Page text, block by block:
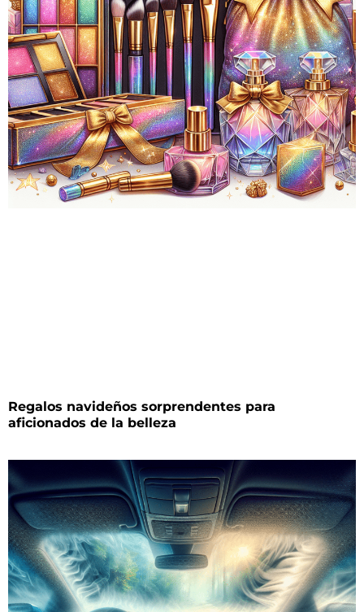
Regalos navideños sorprendentes para
aficionados de la belleza